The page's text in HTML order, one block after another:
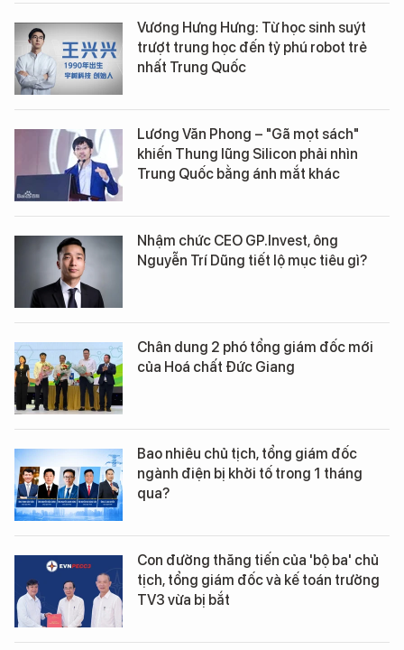
Vương Hưng Hưng: Từ học sinh suýt
trượt trung học đến tỷ phú robot trẻ
nhất Trung Quốc
Lương Văn Phong – "Gã mọt sách"
khiến Thung lũng Silicon phải nhìn
Trung Quốc bằng ánh mắt khác
Nhậm chức CEO GP.Invest, ông
Nguyễn Trí Dũng tiết lộ mục tiêu gì?
Chân dung 2 phó tổng giám đốc mới
của Hoá chất Đức Giang
Bao nhiêu chủ tịch, tổng giám đốc
ngành điện bị khởi tố trong 1 tháng
qua?
Con đường thăng tiến của 'bộ ba' chủ
tịch, tổng giám đốc và kế toán trưởng
TV3 vừa bị bắt